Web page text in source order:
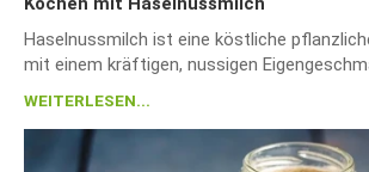
Haselnussmilch ist eine köstliche
mit einem kräftigen, nussigen
WEITERLESEN...